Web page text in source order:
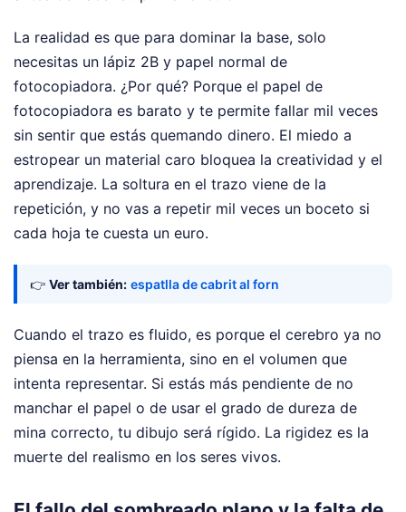
La realidad es que para dominar la base, solo
necesitas un lápiz 2B y papel normal de
fotocopiadora. ¿Por qué? Porque el papel de
fotocopiadora es barato y te permite fallar mil veces
sin sentir que estás quemando dinero. El miedo a
estropear un material caro bloquea la creatividad y el
aprendizaje. La soltura en el trazo viene de la
repetición, y no vas a repetir mil veces un boceto si
cada hoja te cuesta un euro.
👉 Ver también: espatlla de cabrit al forn
Cuando el trazo es fluido, es porque el cerebro ya no
piensa en la herramienta, sino en el volumen que
intenta representar. Si estás más pendiente de no
manchar el papel o de usar el grado de dureza de
mina correcto, tu dibujo será rígido. La rigidez es la
muerte del realismo en los seres vivos.